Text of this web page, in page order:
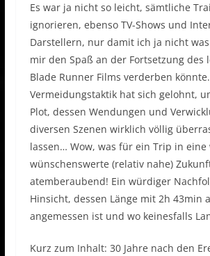
Es war ja nicht so leicht, sämtliche
ignorieren, ebenso TV-Shows und
Darstellern, nur damit ich ja nicht
mir den Spaß an der Fortsetzung des
Blade Runner Films verderben
Vermeidungstaktik hat sich gelohnt,
Plot, dessen Wendungen und
diversen Szenen wirklich völlig
lassen… Wow, was für ein Trip in eine
wünschenswerte (relativ nahe)
atemberaubend! Ein würdiger
Hinsicht, dessen Länge mit 2h 43min
angemessen ist und wo keinesfalls
Kurz zum Inhalt: 30 Jahre nach den